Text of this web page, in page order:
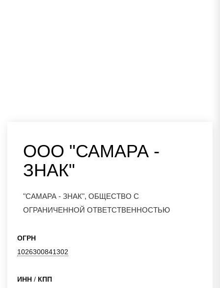
ООО "САМАРА -
ЗНАК"
"САМАРА - ЗНАК", ОБЩЕСТВО С
ОГРАНИЧЕННОЙ ОТВЕТСТВЕННОСТЬЮ
ОГРН
1026300841302
ИНН / КПП